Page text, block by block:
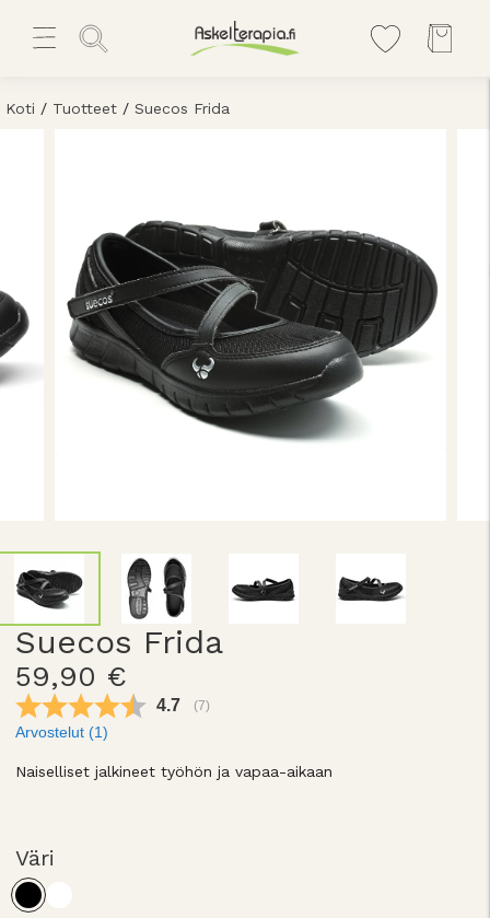
Koti / Tuotteet / Suecos Frida
Suecos Frida
59,90 €
Keskimääräinen luokitus:
4.7 (äänet:
7)
Arvostelut (1)
Naiselliset jalkineet työhön ja vapaa-aikaan
Väri